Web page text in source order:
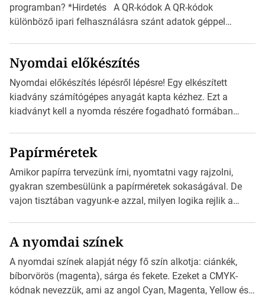
programban? *Hirdetés A QR-kódok A QR-kódok
különböző ipari felhasználásra szánt adatok géppel
okostelefonjára telepíthet egy QR-kód-leolvasó
alkalmazást, ami leolvasni és dekódolni képes az URL-
információt és átirányítja a telefon böngészőjét a cég
weblapjára. A QR-kód beolvasása után a felhasználó
Nyomdai előkészítés
Nyomdai előkészítés lépésről lépésre! Egy elkészített
kiadvány számítógépes anyagát kapta kézhez. Ezt a
kiadványt kell a nyomda részére fogadható formában
Illustratorban készült vektorgrafika. *Hirdetés Minden
esetben konzultáljunk a nyomdával, mielőtt elkezdjük a
nyomdai előkészítést!Nehogy az elkészült munka után
derüljön ki, hogy valamit másképp kellett volna csinálni! […]
Papírméretek
Amikor papírra tervezünk írni, nyomtatni vagy rajzolni,
gyakran szembesülünk a papírméretek sokaságával. De
vajon tisztában vagyunk-e azzal, milyen logika rejlik a
*Hirdetés Ebben a cikkben a papírméretek izgalmas
világába kalauzolunk el téged, hogy jobban megértsd,
milyen szempontok alapján érdemes választanod a
jövőben. Bevezetés a papírméretek világába A […]
A nyomdai színek
A nyomdai színek alapját négy fő szín alkotja: ciánkék,
bíborvörös (magenta), sárga és fekete. Ezeket a CMYK-
kódnak nevezzük, ami az angol Cyan, Magenta, Yellow és